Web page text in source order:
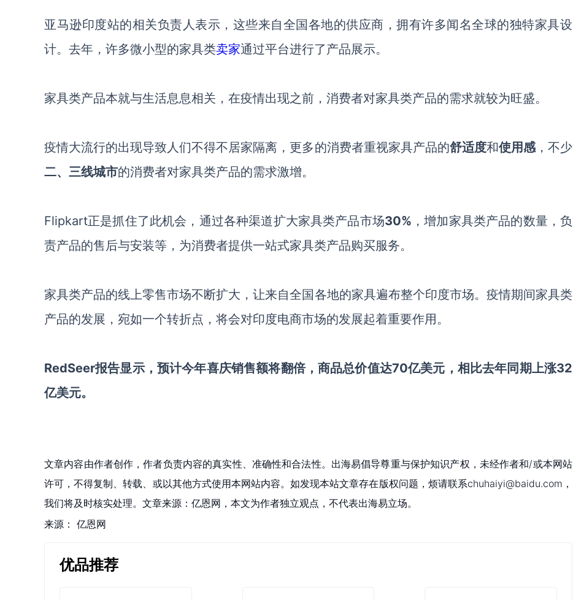
亚马逊印度站的相关负责人表示，这些来自全国各地的供应商，拥有许多闻名全球的独特家具设
计。去年，许多微小型的家具类卖家通过平台进行了产品展示。
家具类产品本就与生活息息相关，在疫情出现之前，消费者对家具类产品的需求就较为旺盛。
疫情大流行的出现导致人们不得不居家隔离，更多的消费者重视家具产品的舒适度和使用感，不少
二、三线城市的消费者对家具类产品的需求激增。
Flipkart正是抓住了此机会，通过各种渠道扩大家具类产品市场30% ，增加家具类产品的数量，负
责产品的售后与安装等，为消费者提供一站式家具类产品购买服务。
家具类产品的线上零售市场不断扩大，让来自全国各地的家具遍布整个印度市场。疫情期间家具类
产品的发展，宛如一个转折点，将会对印度电商市场的发展起着重要作用。
RedSeer报告显示，预计今年喜庆销售额将翻倍，商品总价值达70亿美元，相比去年同期上涨32
亿美元。
文章内容由作者创作，作者负责内容的真实性、准确性和合法性。出海易倡导尊重与保护知识产权，未经作者和/或本网站
许可，不得复制、转载、或以其他方式使用本网站内容。如发现本站文章存在版权问题，烦请联系chuhaiyi@baidu.com，
我们将及时核实处理。文章来源：亿恩网，本文为作者独立观点，不代表出海易立场。
来源： 亿恩网
优品推荐